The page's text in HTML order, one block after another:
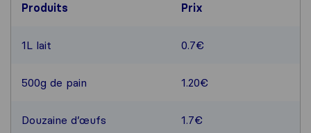
Produits Prix
1L lait 0.7€
500g de pain 1.20€
Douzaine d’œufs 1.7€